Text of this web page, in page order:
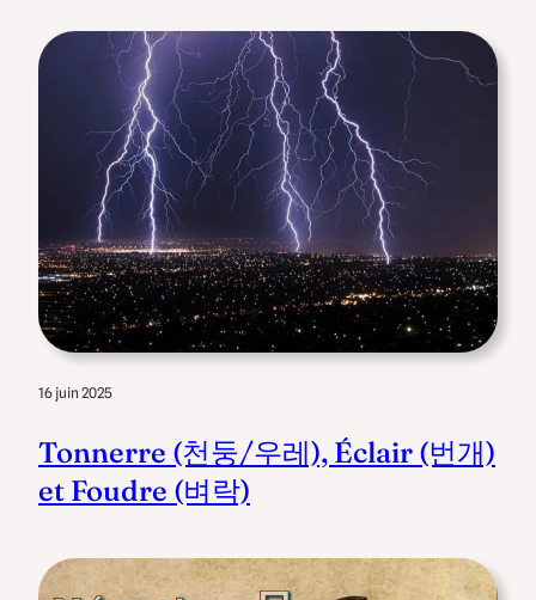
16 juin 2025
Tonnerre (천둥/우레), Éclair (번개)
et Foudre (벼락)